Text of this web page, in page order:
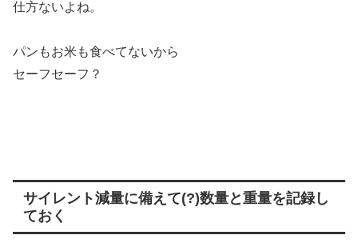
仕方ないよね。
パンもお米も食べてないから
セーフセーフ？
サイレント減量に備えて(?)数量と重量を記録し
ておく